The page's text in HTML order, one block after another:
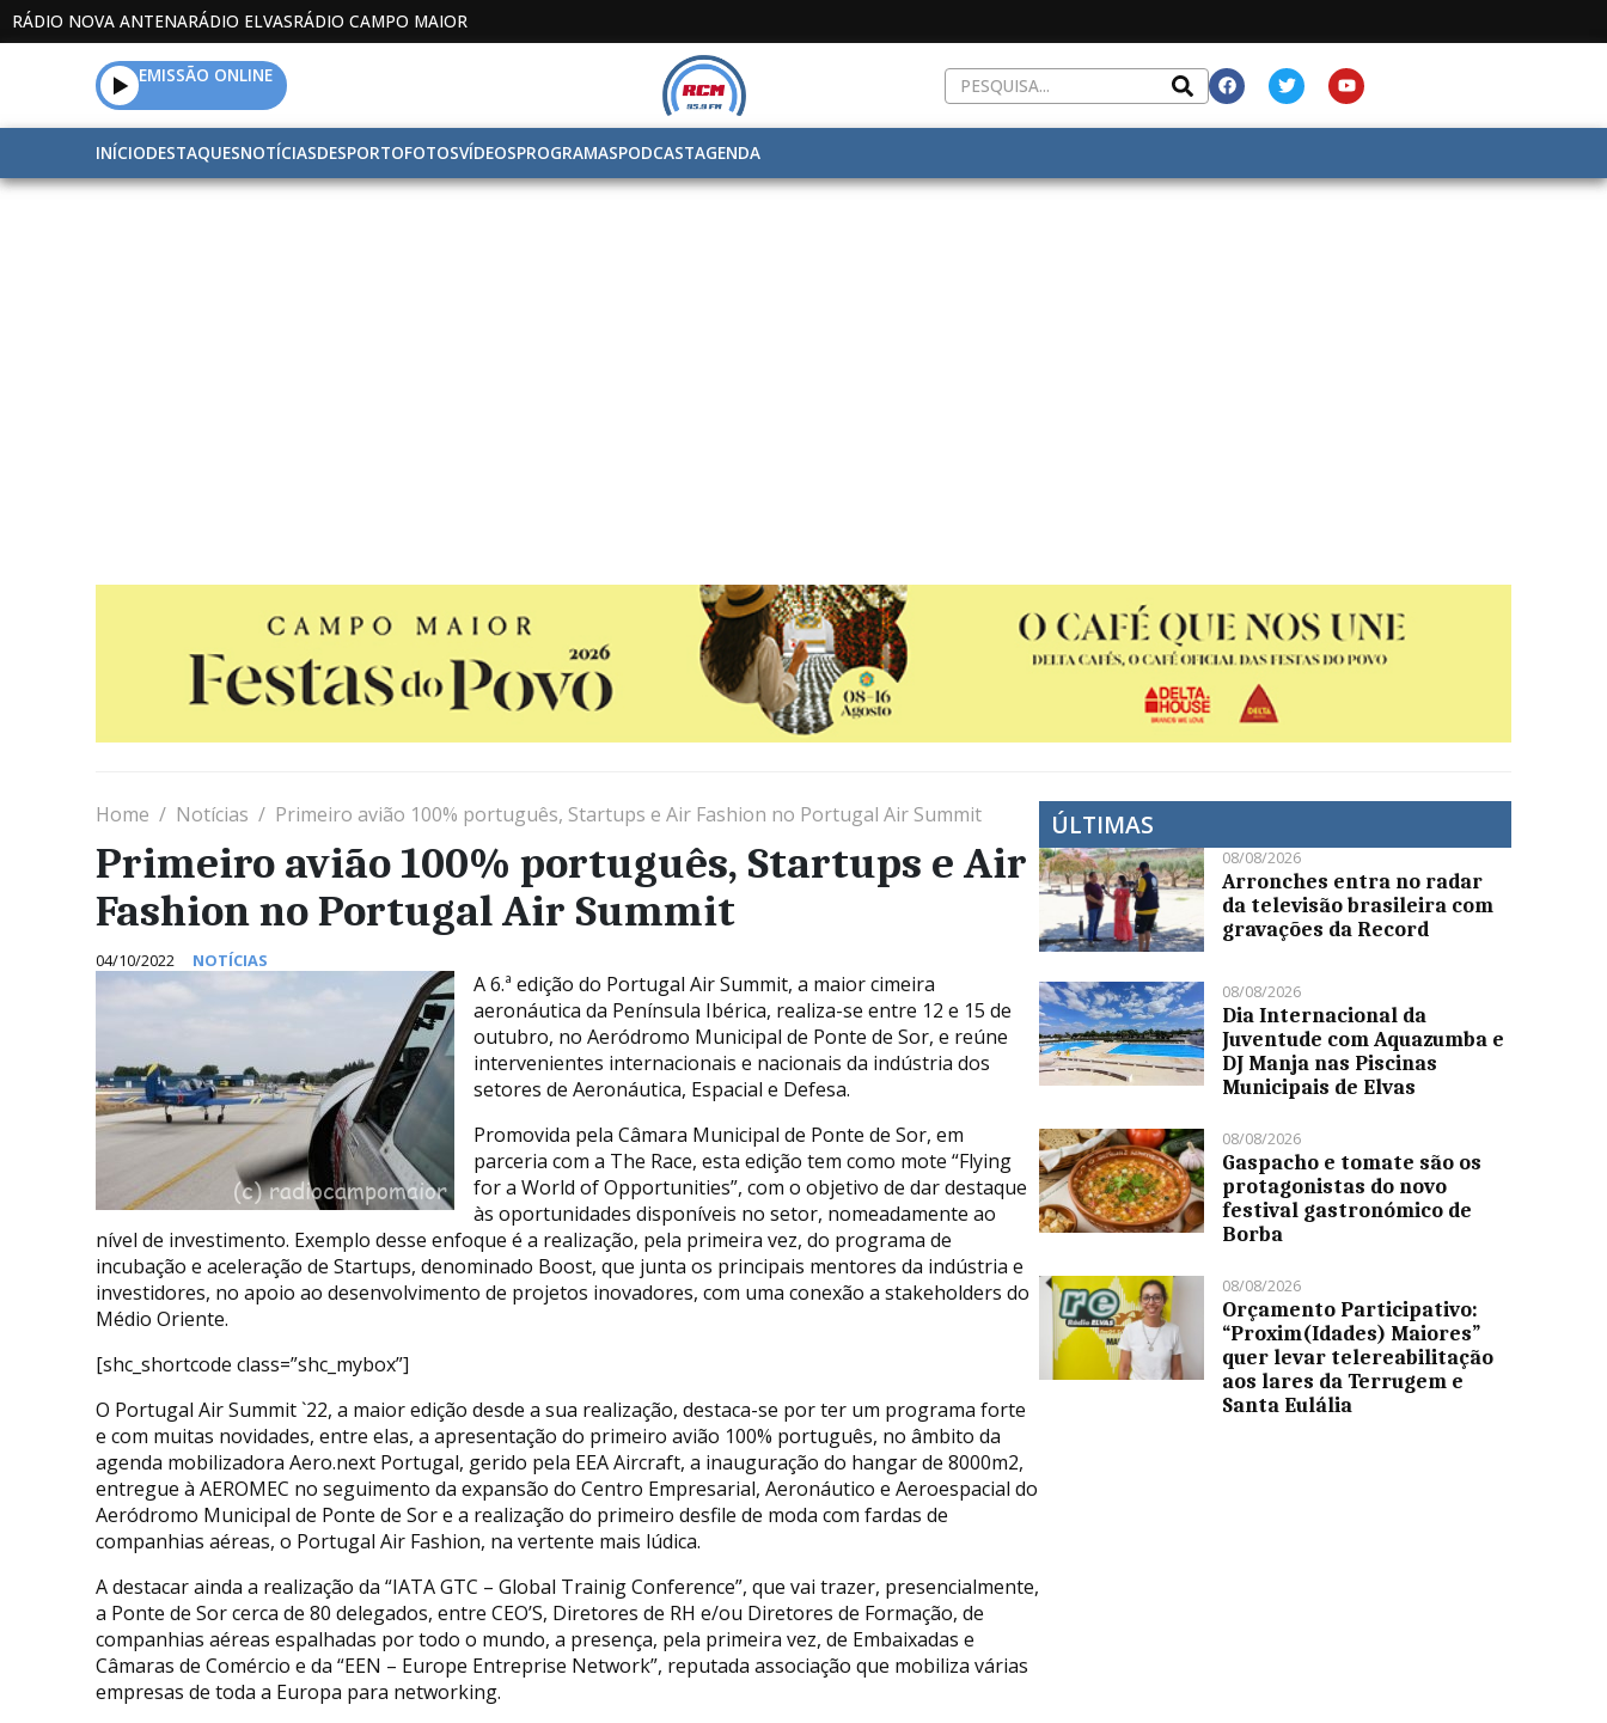
RÁDIO NOVA ANTENARÁDIO ELVASRÁDIO CAMPO MAIOR
EMISSÃO ONLINE
INÍCIODESTAQUESNOTÍCIASDESPORTOFOTOSVÍDEOSPROGRAMASPODCASTAGENDA
Home Notícias Primeiro avião 100% português, Startups e Air Fashion no Portugal Air Summit
Primeiro avião 100% português, Startups e Air
Fashion no Portugal Air Summit
04/10/2022 NOTÍCIAS
A 6.ª edição do Portugal Air Summit, a maior cimeira
aeronáutica da Península Ibérica, realiza-se entre 12 e 15 de
outubro, no Aeródromo Municipal de Ponte de Sor, e reúne
intervenientes internacionais e nacionais da indústria dos
setores de Aeronáutica, Espacial e Defesa.
Promovida pela Câmara Municipal de Ponte de Sor, em
parceria com a The Race, esta edição tem como mote “Flying
for a World of Opportunities”, com o objetivo de dar destaque
às oportunidades disponíveis no setor, nomeadamente ao
nível de investimento. Exemplo desse enfoque é a realização, pela primeira vez, do programa de
incubação e aceleração de Startups, denominado Boost, que junta os principais mentores da indústria e
investidores, no apoio ao desenvolvimento de projetos inovadores, com uma conexão a stakeholders do
Médio Oriente.
[shc_shortcode class=”shc_mybox”]
O Portugal Air Summit `22, a maior edição desde a sua realização, destaca-se por ter um programa forte
e com muitas novidades, entre elas, a apresentação do primeiro avião 100% português, no âmbito da
agenda mobilizadora Aero.next Portugal, gerido pela EEA Aircraft, a inauguração do hangar de 8000m2,
entregue à AEROMEC no seguimento da expansão do Centro Empresarial, Aeronáutico e Aeroespacial do
Aeródromo Municipal de Ponte de Sor e a realização do primeiro desfile de moda com fardas de
companhias aéreas, o Portugal Air Fashion, na vertente mais lúdica.
A destacar ainda a realização da “IATA GTC – Global Trainig Conference”, que vai trazer, presencialmente,
a Ponte de Sor cerca de 80 delegados, entre CEO’S, Diretores de RH e/ou Diretores de Formação, de
companhias aéreas espalhadas por todo o mundo, a presença, pela primeira vez, de Embaixadas e
Câmaras de Comércio e da “EEN – Europe Entreprise Network”, reputada associação que mobiliza várias
empresas de toda a Europa para networking.
ÚLTIMAS
08/08/2026
Arronches entra no radar
da televisão brasileira com
gravações da Record
08/08/2026
Dia Internacional da
Juventude com Aquazumba e
DJ Manja nas Piscinas
Municipais de Elvas
08/08/2026
Gaspacho e tomate são os
protagonistas do novo
festival gastronómico de
Borba
08/08/2026
Orçamento Participativo:
“Proxim(Idades) Maiores”
quer levar telereabilitação
aos lares da Terrugem e
Santa Eulália